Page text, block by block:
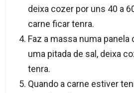
deixa cozer por uns 40 a
carne ficar tenra.
Faz a massa numa panela
uma pitada de sal, deixa
tenra.
Quando a carne estiver